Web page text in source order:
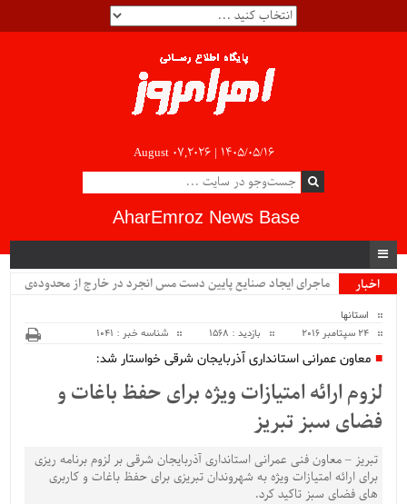
August 07,2026 | ۱۴۰۵/۰۵/۱۶
AharEmroz News Base
اخبار
ماجرای ایجاد صنایع پایین دست مس انجرد در خارج از محدوده‌ی
استانها
24 سپتامبر 2016
بازدید : 1568 شناسه خبر : 1041
معاون عمرانی استانداری آذربایجان شرقی خواستار شد:
لزوم ارائه امتیازات ویژه برای حفظ باغات و
فضای سبز تبریز
تبریز – معاون فنی عمرانی استانداری آذربایجان شرقی بر لزوم برنامه ریزی
برای ارائه امتیازات ویژه به شهروندان تبریزی برای حفظ باغات و کاربری
های فضای سبز تاکید کرد.